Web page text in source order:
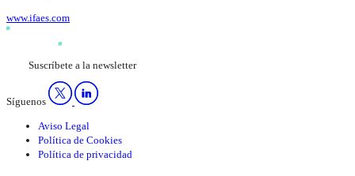
www.ifaes.com
Suscríbete a la newsletter
Síguenos
Aviso Legal
Política de Cookies
Política de privacidad